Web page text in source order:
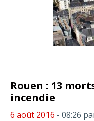
Rouen : 13
incendie
6 août 2016 - 08:26